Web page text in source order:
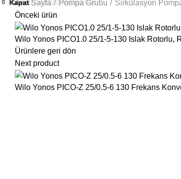
Ana Sayfa Pompa Grubu Sirkülasyon
Önceki ürün
Wilo Yonos PICO1.0 25/1-5-130 Islak Rotorlu,
Ürünlere geri dön
Next product
Wilo Yonos PICO-Z 25/0.5-6 130 Frekans
Kapat
Kapat
Kapat
Kapat
Kapat
Kapat
Kapat
Kapat